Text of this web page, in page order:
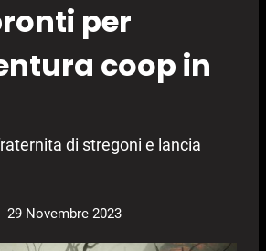
per
coop in
di stregoni e lancia
29 Novembre 2023